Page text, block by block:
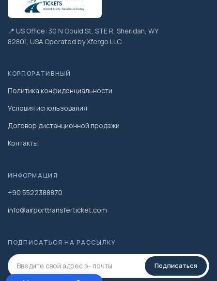
📍 US Office: 30 N Gould St, STE R, Sheridan, WY
82801, USA Operated by Xfergo LLC
КОРПОРАТИВНЫЙ
Политика конфиденциальности
Условия использования
Договор дистанционной продажи
Контакты
ИНФОРМАЦИЯ
+90 5522388870
info@airporttransferticket.com
ПОДПИСАТЬСЯ НА РАССЫЛКУ
Подписаться